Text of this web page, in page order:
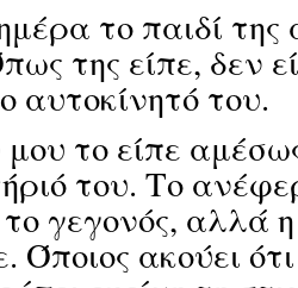
το παιδί
της είπε, δεν
αυτοκίνητό του.
μου το είπε
του. Το
γεγονός, αλλά
ακούει